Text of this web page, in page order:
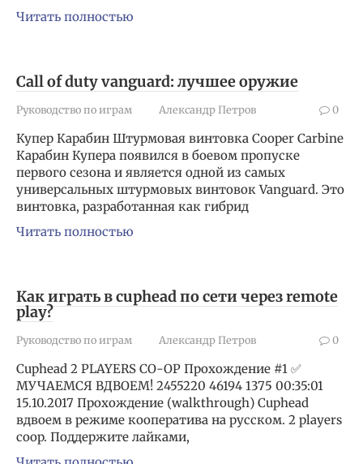
Читать полностью
Call of duty vanguard: лучшее оружие
Руководство по играм Александр Петров 0
Купер Карабин Штурмовая винтовка Cooper Carbine
Карабин Купера появился в боевом пропуске
первого сезона и является одной из самых
универсальных штурмовых винтовок Vanguard. Это
винтовка, разработанная как гибрид
Читать полностью
Как играть в cuphead по сети через remote
play?
Руководство по играм Александр Петров 0
Cuphead 2 PLAYERS CO-OP Прохождение #1 ✅
МУЧАЕМСЯ ВДВОЕМ! 2455220 46194 1375 00:35:01
15.10.2017 Прохождение (walkthrough) Cuphead
вдвоем в режиме кооператива на русском. 2 players
coop. Поддержите лайками,